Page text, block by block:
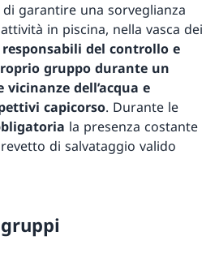
garantire una sorveglianza
in piscina, nella vasca dei
del controllo e
gruppo durante un
dell’acqua e
capicorso. Durante le
la presenza costante
di salvataggio valido